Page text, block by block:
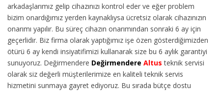
arkadaşlarımız gelip cihazınızı kontrol eder ve eğer problem
bizim onardığımız yerden kaynaklıysa ücretsiz olarak cihazınızın
onarımı yapılır. Bu süreç cihazın onarımından sonraki 6 ay için
geçerlidir. Biz firma olarak yaptığımız işe özen gösterdiğimizden
ötürü 6 ay kendi insiyatifimizi kullanarak size bu 6 aylık garantiyi
sunuyoruz. Değirmendere Değirmendere Altus teknik servisi
olarak siz değerli müşterilerimize en kaliteli teknik servis
hizmetini sunmaya gayret ediyoruz. Bu sırada bütçe dostu